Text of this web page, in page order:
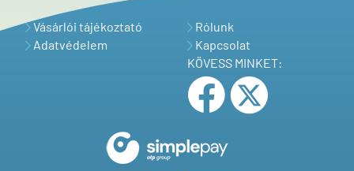
Vásárlói tájékoztató
Adatvédelem
Rólunk
Kapcsolat
KÖVESS MINKET: